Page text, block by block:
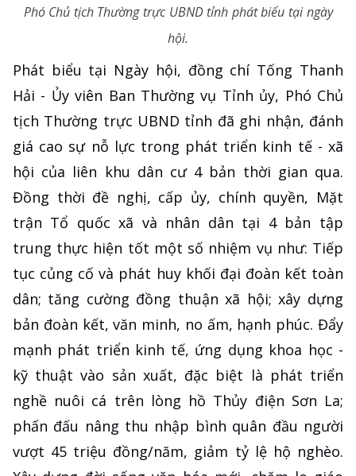
Phó Chủ tịch Thường trực UBND tỉnh phát biểu tại ngày
hội.
Phát biểu tại Ngày hội, đồng chí Tống Thanh
Hải - Ủy viên Ban Thường vụ Tỉnh ủy, Phó Chủ
tịch Thường trực UBND tỉnh đã ghi nhận, đánh
giá cao sự nỗ lực trong phát triển kinh tế - xã
hội của liên khu dân cư 4 bản thời gian qua.
Đồng thời đề nghị, cấp ủy, chính quyền, Mặt
trận Tổ quốc xã và nhân dân tại 4 bản tập
trung thực hiện tốt một số nhiệm vụ như: Tiếp
tục củng cố và phát huy khối đại đoàn kết toàn
dân; tăng cường đồng thuận xã hội; xây dựng
bản đoàn kết, văn minh, no ấm, hạnh phúc. Đẩy
mạnh phát triển kinh tế, ứng dụng khoa học -
kỹ thuật vào sản xuất, đặc biệt là phát triển
nghề nuôi cá trên lòng hồ Thủy điện Sơn La;
phấn đấu nâng thu nhập bình quân đầu người
vượt 45 triệu đồng/năm, giảm tỷ lệ hộ nghèo.